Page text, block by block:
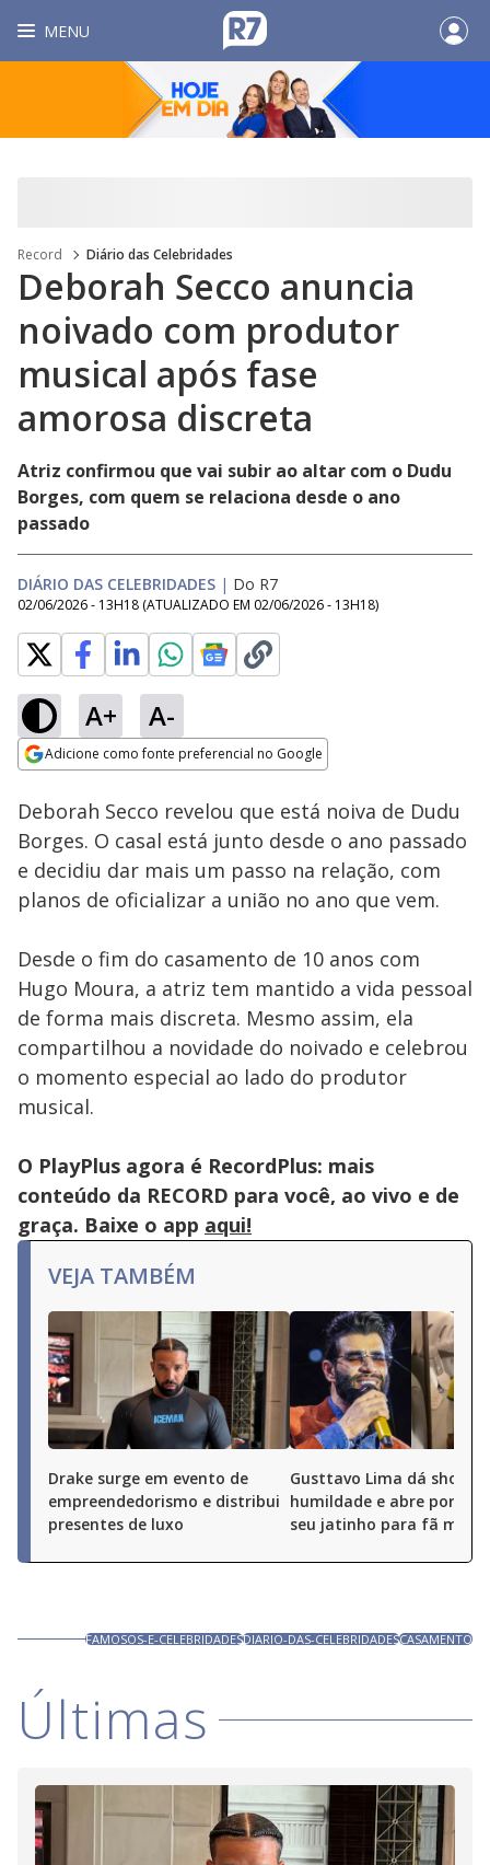
MENU
Record Diário das Celebridades
Deborah Secco anuncia
noivado com produtor
musical após fase
amorosa discreta
Atriz confirmou que vai subir ao altar com o Dudu
Borges, com quem se relaciona desde o ano
passado
DIÁRIO DAS CELEBRIDADES | Do R7
02/06/2026 - 13H18 (ATUALIZADO EM 02/06/2026 - 13H18)
A+ A-
Adicione como fonte preferencial no Google
Ativar
100.00%
Deborah Secco revelou que está noiva de Dudu
Borges. O casal está junto desde o ano passado
e decidiu dar mais um passo na relação, com
planos de oficializar a união no ano que vem.
Desde o fim do casamento de 10 anos com
Hugo Moura, a atriz tem mantido a vida pessoal
de forma mais discreta. Mesmo assim, ela
compartilhou a novidade do noivado e celebrou
o momento especial ao lado do produtor
musical.
O PlayPlus agora é RecordPlus: mais
conteúdo da RECORD para você, ao vivo e de
graça. Baixe o app aqui!
VEJA TAMBÉM
Drake surge em evento de
empreendedorismo e distribui
presentes de luxo
Gusttavo Lima dá show
humildade e abre portas
seu jatinho para fã mirim
FAMOSOS-E-CELEBRIDADESDIARIO-DAS-CELEBRIDADESCASAMENTO
Últimas